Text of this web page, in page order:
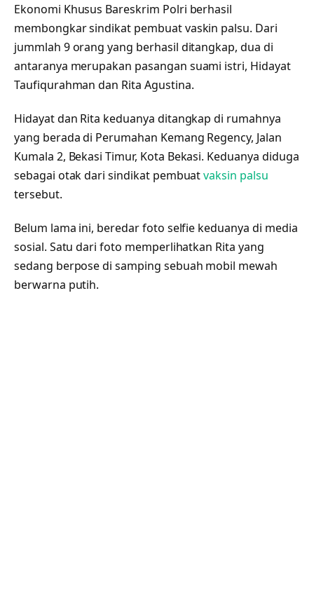
Ekonomi Khusus Bareskrim Polri berhasil
membongkar sindikat pembuat vaskin palsu. Dari
jummlah 9 orang yang berhasil ditangkap, dua di
antaranya merupakan pasangan suami istri, Hidayat
Taufiqurahman dan Rita Agustina.
Hidayat dan Rita keduanya ditangkap di rumahnya
yang berada di Perumahan Kemang Regency, Jalan
Kumala 2, Bekasi Timur, Kota Bekasi. Keduanya diduga
sebagai otak dari sindikat pembuatvaksin palsu
tersebut.
Belum lama ini, beredar foto selfie keduanya di media
sosial. Satu dari foto memperlihatkan Rita yang
sedang berpose di samping sebuah mobil mewah
berwarna putih.